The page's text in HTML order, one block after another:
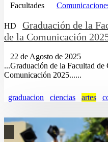
Facultades
HD Graduación de la
de la Comunicación
22 de Agosto de 2025
...Graduación de la Facultad de
Comunicación 2025......
graduacion ciencias artes